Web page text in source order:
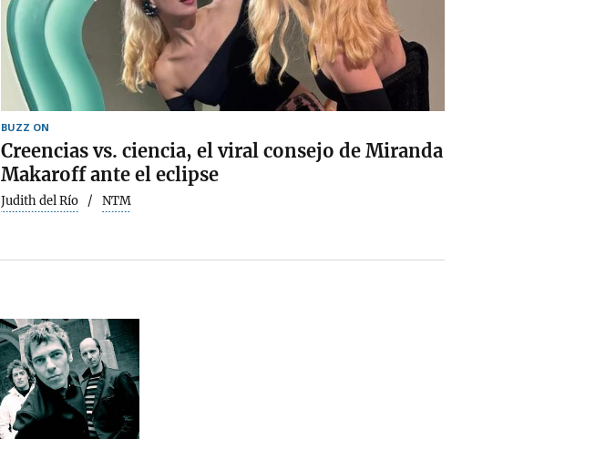
BUZZ ON
Creencias vs. ciencia, el viral consejo de Miranda
Makaroff ante el eclipse
Judith del Río NTM